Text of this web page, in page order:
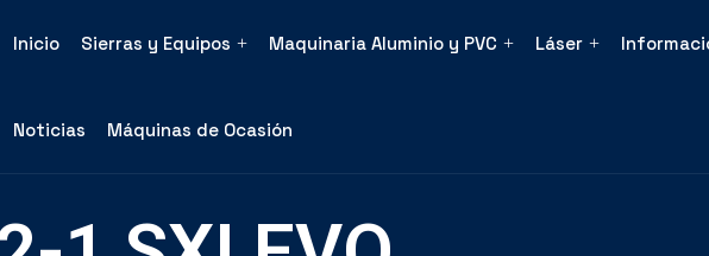
Inicio Sierras y Equipos Maquinaria Aluminio y PVC Láser
Noticias Máquinas de Ocasión